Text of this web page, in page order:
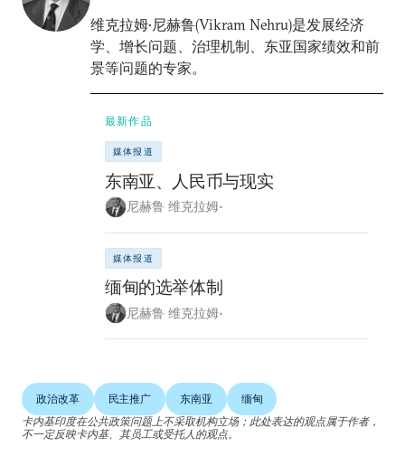
维克拉姆•尼赫鲁(Vikram Nehru)是发展经济
学、增长问题、治理机制、东亚国家绩效和前
景等问题的专家。
最新作品
媒体报道
东南亚、人民币与现实
尼赫鲁 维克拉姆•
媒体报道
缅甸的选举体制
尼赫鲁 维克拉姆•
政治改革 民主推广 东南亚
缅甸
卡内基印度在公共政策问题上不采取机构立场；此处表达的观点属于作者，
不一定反映卡内基、其员工或受托人的观点。